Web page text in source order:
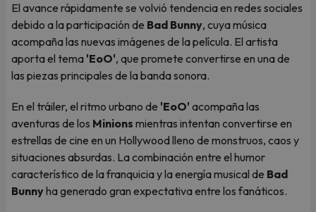
El avance rápidamente se volvió tendencia en redes sociales
debido a la participación de Bad Bunny, cuya música
acompaña las nuevas imágenes de la película. El artista
aporta el tema 'EoO', que promete convertirse en una de
las piezas principales de la banda sonora.
En el tráiler, el ritmo urbano de 'EoO' acompaña las
aventuras de los Minions mientras intentan convertirse en
estrellas de cine en un Hollywood lleno de monstruos, caos y
situaciones absurdas. La combinación entre el humor
característico de la franquicia y la energía musical de Bad
Bunnyha generado gran expectativa entre los fanáticos.